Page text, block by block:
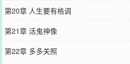
第20章 人生要有格调
第21章 活鬼神像
第22章 多多关照